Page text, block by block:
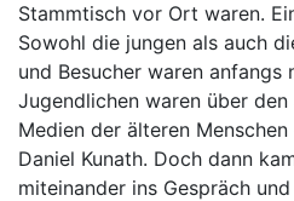
Stammtisch vor Ort waren.
Sowohl die jungen als auch
und Besucher waren anfangs
Jugendlichen waren über
Medien der älteren
Daniel Kunath. Doch dann
miteinander ins Gespräch